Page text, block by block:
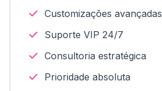
Customizações avançadas
Suporte VIP 24/7
Consultoria estratégica
Prioridade absoluta